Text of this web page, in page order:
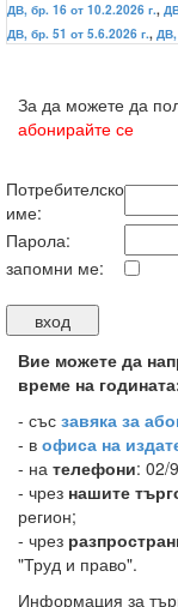
ДВ, бр. 16 от 10.2.2026 г.,
ДВ, бр. 51 от 5.6.2026 г., ДВ,
За да можете да
абонирайте се
Потребителско
име:
Парола:
запомни ме:
Вие можете да
време на
- със завяка за
- в офиса на
- на телефони: 02/
- чрез нашите
регион;
- чрез
"Труд и право".
Информация за